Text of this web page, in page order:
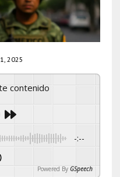
2025
contenido
-:--
Powered By GSpeech